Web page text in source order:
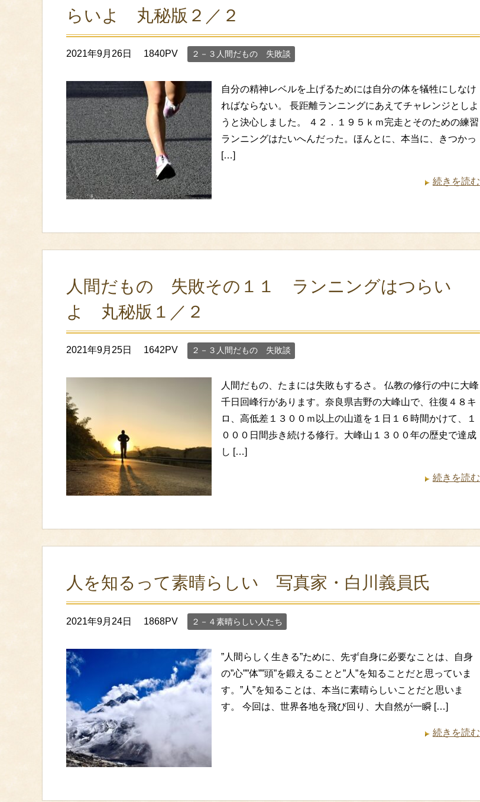
らいよ 丸秘版２／２
2021年9月26日 1840PV ２－３人間だもの 失敗談
自分の精神レベルを上げるためには自分の体を犠牲にしなけ
ればならない。 長距離ランニングにあえてチャレンジとしよ
うと決心しました。 ４２．１９５ｋｍ完走とそのための練習
ランニングはたいへんだった。ほんとに、本当に、きつかっ
[…]
続きを読む
人間だもの 失敗その１１ ランニングはつらい
よ 丸秘版１／２
2021年9月25日 1642PV ２－３人間だもの 失敗談
人間だもの、たまには失敗もするさ。 仏教の修行の中に大峰
千日回峰行があります。奈良県吉野の大峰山で、往復４８キ
ロ、高低差１３００ｍ以上の山道を１日１６時間かけて、１
０００日間歩き続ける修行。大峰山１３００年の歴史で達成
し […]
続きを読む
人を知るって素晴らしい 写真家・白川義員氏
2021年9月24日 1868PV ２－４素晴らしい人たち
”人間らしく生きる”ために、先ず自身に必要なことは、自身
の”心””体””頭”を鍛えることと”人”を知ることだと思っていま
す。”人”を知ることは、本当に素晴らしいことだと思いま
す。 今回は、世界各地を飛び回り、大自然が一瞬 […]
続きを読む